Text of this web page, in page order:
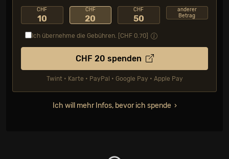
CHF
10
CHF
20
CHF
50
anderer
Betrag
Ich übernehme die Gebühren. [CHF 0.70
CHF 20 spenden
Twint • Karte • PayPal • Google Pay • Apple Pay
Ich will mehr Infos, bevor ich spende